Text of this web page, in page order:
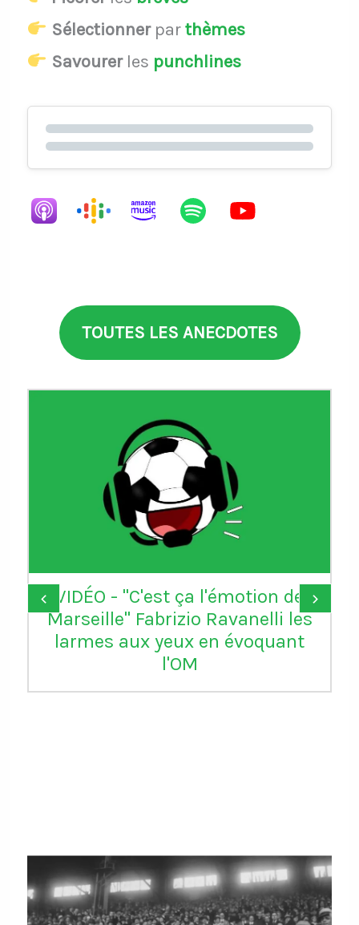
Sélectionnerparthèmes
Savourerles punchlines
TOUTES LES ANECDOTES
VIDÉO - "C'est ça l'émotion de
Marseille" Fabrizio Ravanelli les
larmes aux yeux en évoquant
l'OM
‹ ›